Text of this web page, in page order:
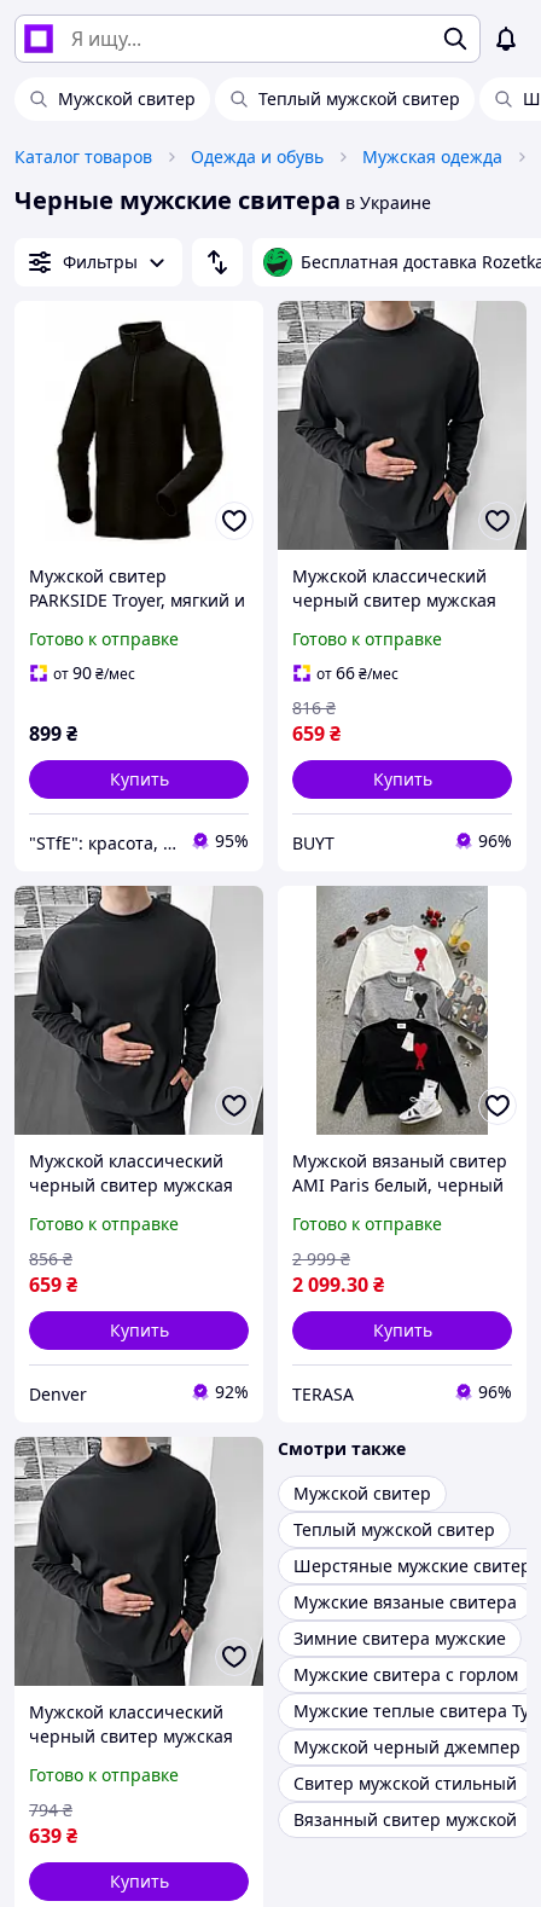
Мужской свитер Теплый мужской свитер
Каталог товаров Одежда и обувь Мужская одежда
Черные мужские свитера в Украине
Фильтры Бесплатная доставка
Мужской свитер
PARKSIDE Troyer, мягкий и
черный XL (56/58)
Готово к отправке
от90₴/мес
899₴
Купить
"STfE": красота, комфорт и удовольствие! 95%
Мужской классический
черный свитер мужская
Черная BUYT чоловічий
класичний чорний светр
чоловіча Кофта
Готово к отправке
от66₴/мес
659₴
816 ₴
Купить
BUYT 96%
Мужской классический
черный свитер мужская
Черная Denver чоловічий
класичний чорний светр
чоловіча Кофта
Готово к отправке
659₴
856 ₴
Купить
Denver 92%
Мужской вязаный свитер
AMI Paris белый, черный
Ами Париж с логотипом
сердце ко дню
влюбленных
Готово к отправке
2 099.30₴
2 999 ₴
Купить
TERASA 96%
Мужской классический
черный свитер мужская
Черная DBUY чоловічий
класичний чорний светр
чоловіча Кофта
Готово к отправке
639₴
794 ₴
Купить
Смотри также
Мужской свитер
Теплый мужской свитер
Шерстяные мужские свитера
Мужские вязаные свитера
Зимние свитера мужские
Мужские свитера с горлом
Мужские теплые свитера
Мужской черный джемпер
Свитер мужской стильный
Вязанный свитер мужской